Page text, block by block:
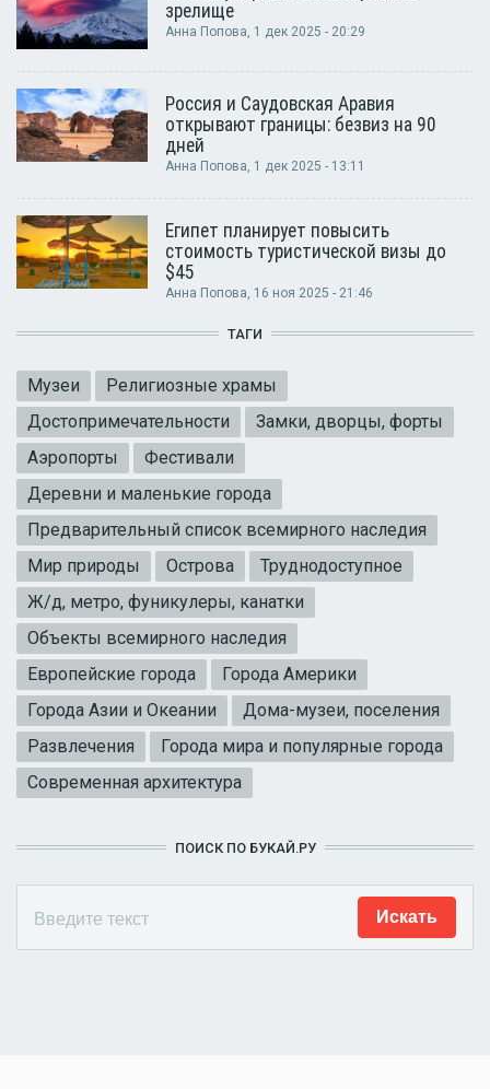
зрелище
Анна Попова, 1 дек 2025 - 20:29
Россия и Саудовская Аравия
открывают границы: безвиз на 90
дней
Анна Попова, 1 дек 2025 - 13:11
Египет планирует повысить
стоимость туристической визы до
$45
Анна Попова, 16 ноя 2025 - 21:46
ТАГИ
Музеи
Религиозные храмы
Достопримечательности
Замки, дворцы, форты
Аэропорты
Фестивали
Деревни и маленькие города
Предварительный список всемирного наследия
Мир природы
Острова
Труднодоступное
Ж/д, метро, фуникулеры, канатки
Объекты всемирного наследия
Европейские города
Города Америки
Города Азии и Океании
Дома-музеи, поселения
Развлечения
Города мира и популярные города
Современная архитектура
ПОИСК ПО БУКАЙ.РУ